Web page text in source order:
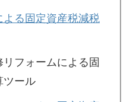
る固定資産税減税
リフォームによる固
ツール